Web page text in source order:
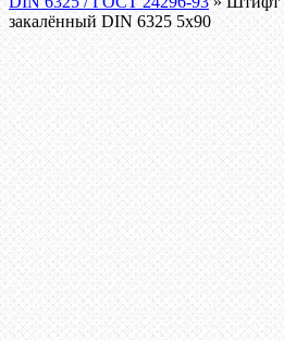
закалённый DIN 6325 5х90